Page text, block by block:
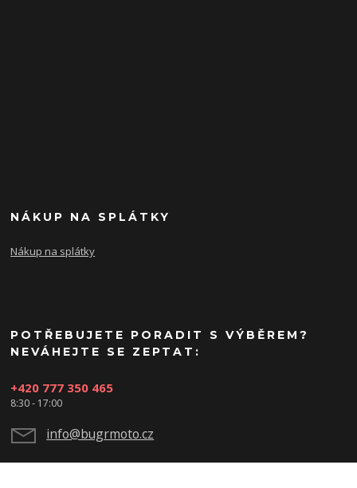
NÁKUP NA SPLÁTKY
Nákup na splátky
POTŘEBUJETE PORADIT S VÝBĚREM?
NEVÁHEJTE SE ZEPTAT:
+420 777 350 465
8:30 - 17:00
info@bugrmoto.cz